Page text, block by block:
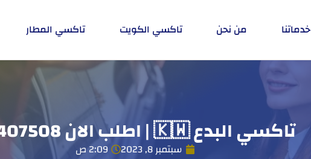
خدماتنا من نحن تاكسي الكويت تاكسي المطار
تاكسي البدع 🇰🇼 | اطلب الان 55407508
سبتمبر 8, 2023 2:09 ص